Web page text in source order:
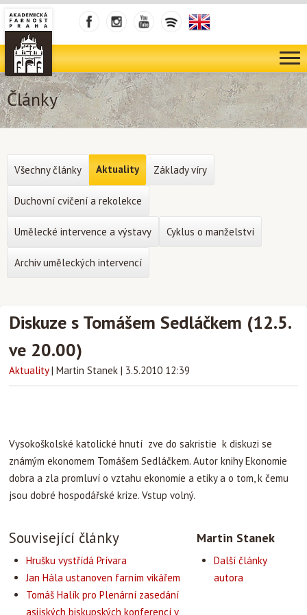
Články
Diskuze s Tomášem Sedláčkem (12.5.
ve 20.00)
Aktuality | Martin Stanek | 3.5.2010 12:39
Vysokoškolské katolické hnutí zve do sakristie k diskuzi se
známým ekonomem Tomášem Sedláčkem. Autor knihy Ekonomie
dobra a zla promluví o vztahu ekonomie a etiky a o tom, k čemu
jsou dobré hospodářské krize. Vstup volný.
Související články
Hrušku vystřídá Prívara
Jan Hála ustanoven farním vikářem
Tomáš Halík pro Plenární zasedání
asijských biskupských konferencí v
Martin Stanek
Další články
autora
Všechny články Aktuality Základy víry
Duchovní cvičení a rekolekce
Umělecké intervence a výstavy Cyklus o manželství
Archiv uměleckých intervencí